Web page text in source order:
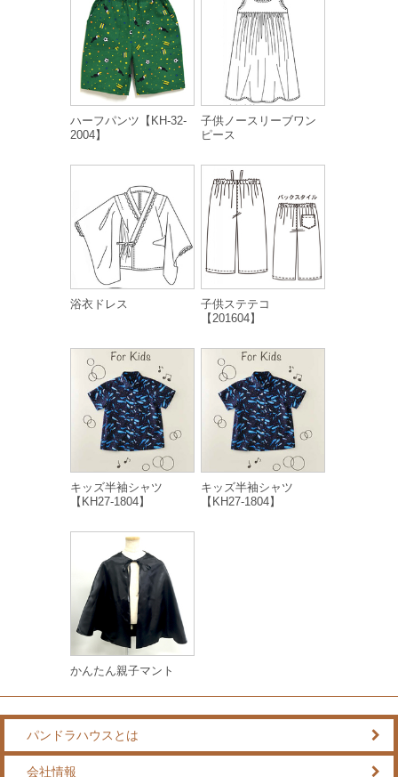
ハーフパンツ【KH-32-
2004】
子供ノースリーブワン
ピース
浴衣ドレス
子供ステテコ
【201604】
キッズ半袖シャツ
【KH27-1804】
キッズ半袖シャツ
【KH27-1804】
かんたん親子マント
パンドラハウスとは
会社情報